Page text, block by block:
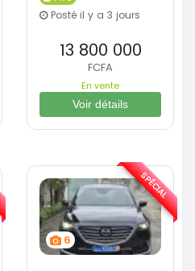
Posté il y a 3 jours
13 800 000
FCFA
En vente
Voir détails
6
SPÉCIAL